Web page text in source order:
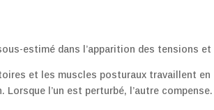
estimé dans l’apparition des tensions
et les muscles posturaux travaillent en
l’un est perturbé, l’autre compense.